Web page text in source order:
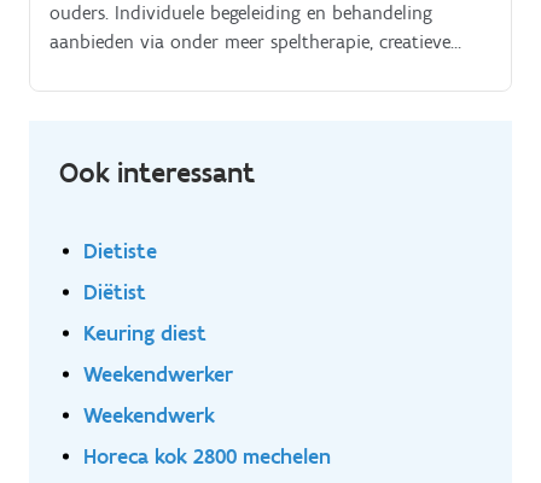
ouders. Individuele begeleiding en behandeling
aanbieden via onder meer speltherapie, creatieve
Ook interessant
Dietiste
Diëtist
Keuring diest
Weekendwerker
Weekendwerk
Horeca kok 2800 mechelen